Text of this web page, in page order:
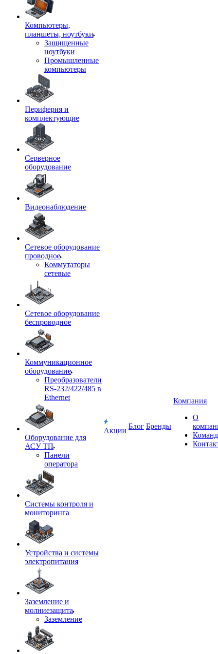
Компьютеры,
планшеты, ноутбуки
Защищенные
ноутбуки
Промышленные
компьютеры
Периферия и
комплектующие
Серверное
оборудование
Видеонаблюдение
Сетевое оборудование
проводное
Коммутаторы
сетевые
Сетевое оборудование
беспроводное
Коммуникационное
оборудование
Преобразователи
RS-232/422/485 в
Ethernet
Оборудование для
АСУ ТП
Панели
оператора
Системы контроля и
мониторинга
Устройства и системы
электропитания
Заземление и
молниезащита
Заземление
Акции
Блог Бренды
Компания
О